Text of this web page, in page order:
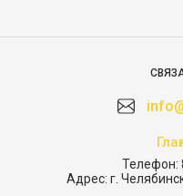
Телефон:
Адрес: г.